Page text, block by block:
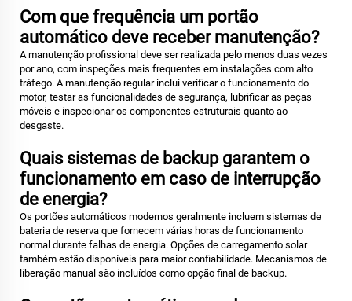
Com que frequência um portão
automático deve receber manutenção?
A manutenção profissional deve ser realizada pelo menos duas vezes
por ano, com inspeções mais frequentes em instalações com alto
tráfego. A manutenção regular inclui verificar o funcionamento do
motor, testar as funcionalidades de segurança, lubrificar as peças
móveis e inspecionar os componentes estruturais quanto ao
desgaste.
Quais sistemas de backup garantem o
funcionamento em caso de interrupção
de energia?
Os portões automáticos modernos geralmente incluem sistemas de
bateria de reserva que fornecem várias horas de funcionamento
normal durante falhas de energia. Opções de carregamento solar
também estão disponíveis para maior confiabilidade. Mecanismos de
liberação manual são incluídos como opção final de backup.